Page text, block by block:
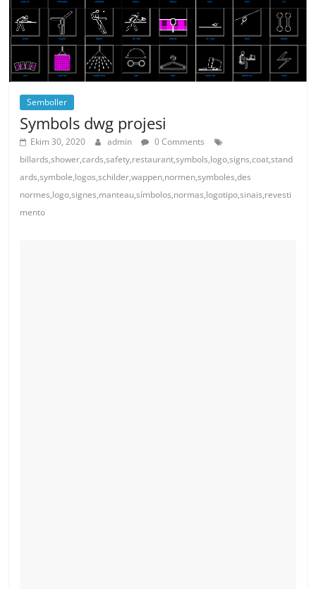
Semboller
Symbols dwg projesi
Ekim 30, 2020 admin
0 Comments
billards,shower,cards,safety,restaurant,symbols,logo,signs,coat,stand
ards,symbole,logos,schilder,wappen,normen,symboles,des
normes,logo,signes,manteau,símbolos,normas,logotipo,sinais,revesti
mento